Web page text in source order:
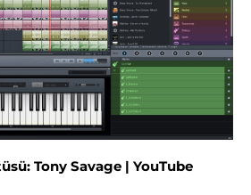
Tony Savage | YouTube